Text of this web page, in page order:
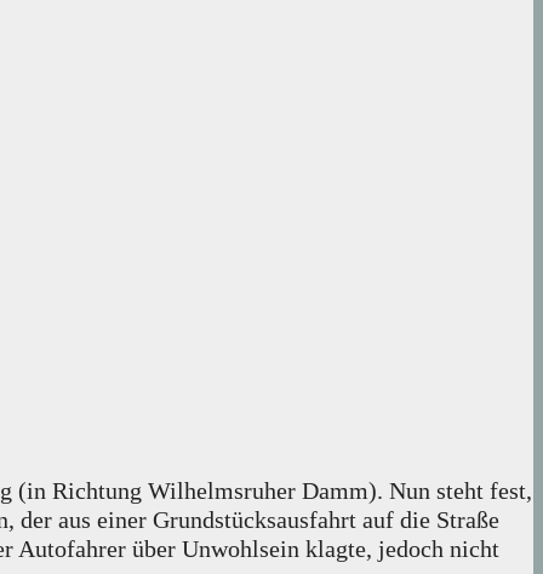
(in Richtung Wilhelmsruher Damm). Nun steht fest,
aus einer Grundstücksausfahrt auf die Straße
Autofahrer über Unwohlsein klagte, jedoch nicht